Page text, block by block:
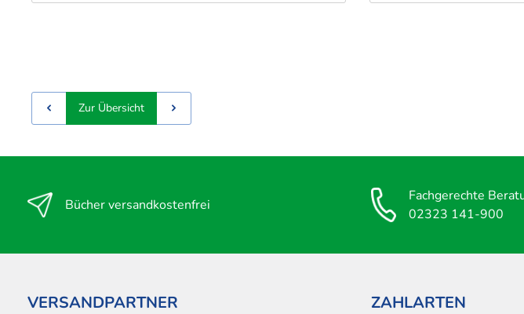
Zur Übersicht
Bücher versandkostenfrei
Fachgerechte
02323 141-900
VERSANDPARTNER ZAHLARTEN